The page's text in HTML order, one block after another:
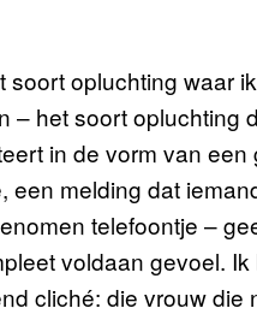
soort opluchting waar
– het soort opluchting
in de vorm van een
een melding dat
telefoontje –
voldaan gevoel. Ik
cliché: die vrouw die